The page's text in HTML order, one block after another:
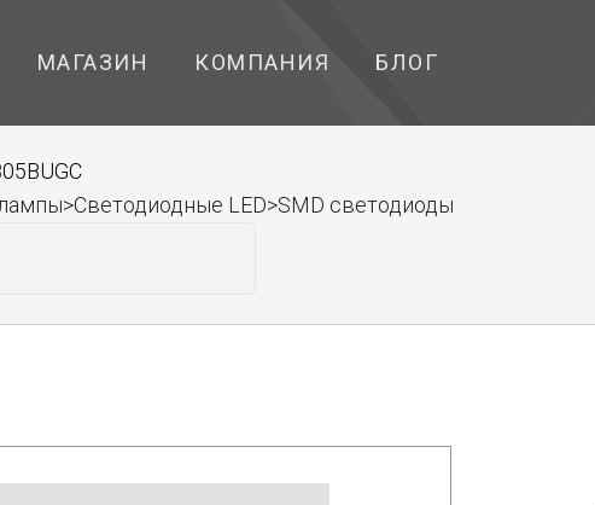
МАГАЗИН КОМПАНИЯ БЛОГ
LED>SMD светодиоды